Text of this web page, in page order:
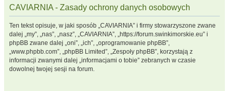
CAVIARNIA - Zasady ochrony danych osobowych
Ten tekst opisuje, w jaki sposób „CAVIARNIA” i firmy stowarzyszone zwane
dalej „my”, „nas”, „nasz”, „CAVIARNIA”, „https://forum.swinkimorskie.eu” i
phpBB zwane dalej „oni”, „ich”, „oprogramowanie phpBB”,
„www.phpbb.com”, „phpBB Limited”, „Zespoły phpBB”, korzystają z
informacji zwanymi dalej „informacjami o tobie” zebranych w czasie
dowolnej twojej sesji na forum.